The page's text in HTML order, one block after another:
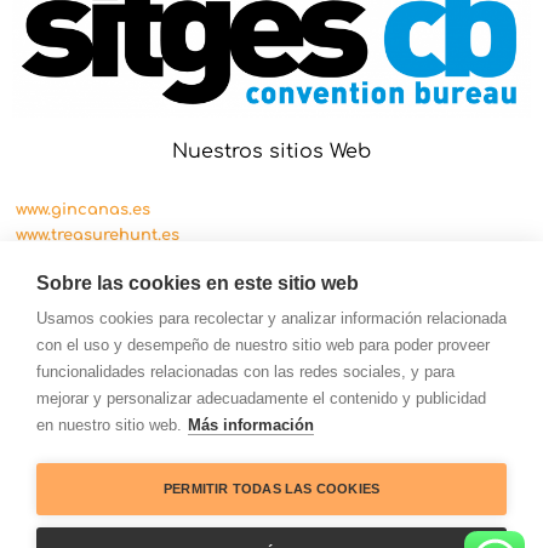
Nuestros sitios Web
www.gincanas.es
www.treasurehunt.es
Sobre las cookies en este sitio web
Usamos cookies para recolectar y analizar información relacionada
con el uso y desempeño de nuestro sitio web para poder proveer
funcionalidades relacionadas con las redes sociales, y para
mejorar y personalizar adecuadamente el contenido y publicidad
en nuestro sitio web. Más información
PERMITIR TODAS LAS COOKIES